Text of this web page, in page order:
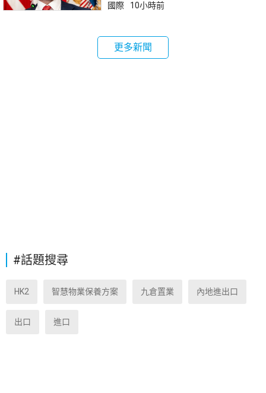
國際 10小時前
更多新聞
#話題搜尋
HK2 智慧物業保養方案 九倉置業 內地進出口
出口 進口